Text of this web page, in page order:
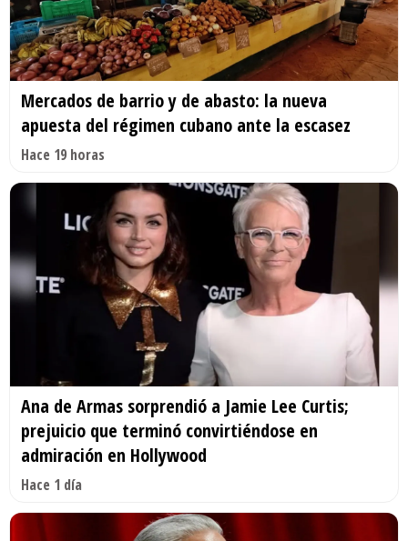
Mercados de barrio y de abasto: la nueva
apuesta del régimen cubano ante la escasez
Hace 19 horas
Ana de Armas sorprendió a Jamie Lee Curtis;
prejuicio que terminó convirtiéndose en
admiración en Hollywood
Hace 1 día